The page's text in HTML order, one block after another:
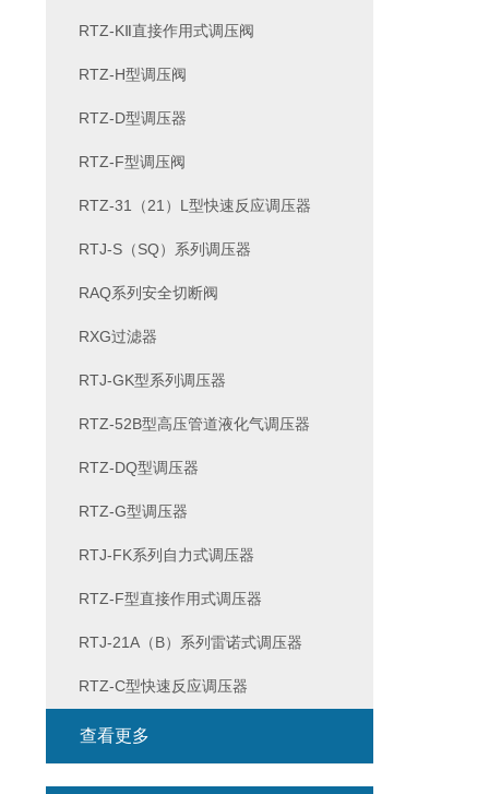
RTZ-KⅡ直接作用式调压阀
RTZ-H型调压阀
RTZ-D型调压器
RTZ-F型调压阀
RTZ-31（21）L型快速反应调压器
RTJ-S（SQ）系列调压器
RAQ系列安全切断阀
RXG过滤器
RTJ-GK型系列调压器
RTZ-52B型高压管道液化气调压器
RTZ-DQ型调压器
RTZ-G型调压器
RTJ-FK系列自力式调压器
RTZ-F型直接作用式调压器
RTJ-21A（B）系列雷诺式调压器
RTZ-C型快速反应调压器
查看更多